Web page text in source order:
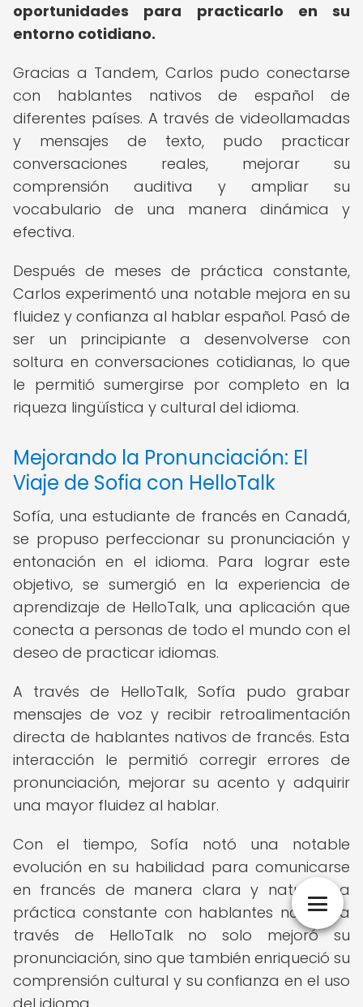
oportunidades para practicarlo en su
entorno cotidiano.
Gracias a Tandem, Carlos pudo conectarse
con hablantes nativos de español de
diferentes países. A través de videollamadas
y mensajes de texto, pudo practicar
conversaciones reales, mejorar su
comprensión auditiva y ampliar su
vocabulario de una manera dinámica y
efectiva.
Después de meses de práctica constante,
Carlos experimentó una notable mejora en su
fluidez y confianza al hablar español. Pasó de
ser un principiante a desenvolverse con
soltura en conversaciones cotidianas, lo que
le permitió sumergirse por completo en la
riqueza lingüística y cultural del idioma.
Mejorando la Pronunciación: El
Viaje de Sofia con HelloTalk
Sofía, una estudiante de francés en Canadá,
se propuso perfeccionar su pronunciación y
entonación en el idioma. Para lograr este
objetivo, se sumergió en la experiencia de
aprendizaje de HelloTalk, una aplicación que
conecta a personas de todo el mundo con el
deseo de practicar idiomas.
A través de HelloTalk, Sofía pudo grabar
mensajes de voz y recibir retroalimentación
directa de hablantes nativos de francés. Esta
interacción le permitió corregir errores de
pronunciación, mejorar su acento y adquirir
una mayor fluidez al hablar.
Con el tiempo, Sofía notó una notable
evolución en su habilidad para comunicarse
en francés de manera clara y natural. La
práctica constante con hablantes nativos a
través de HelloTalk no solo mejoró su
pronunciación, sino que también enriqueció su
comprensión cultural y su confianza en el uso